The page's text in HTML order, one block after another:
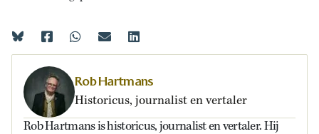
Rob Hartmans
Historicus, journalist en vertaler
Rob Hartmans is historicus, journalist en vertaler. Hij